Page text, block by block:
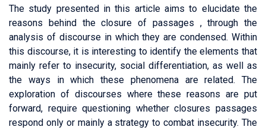
The study presented in this article aims to elucidate the
reasons behind the closure of passages , through the
analysis of discourse in which they are condensed. Within
this discourse, it is interesting to identify the elements that
mainly refer to insecurity, social differentiation, as well as
the ways in which these phenomena are related. The
exploration of discourses where these reasons are put
forward, require questioning whether closures passages
respond only or mainly a strategy to combat insecurity. The